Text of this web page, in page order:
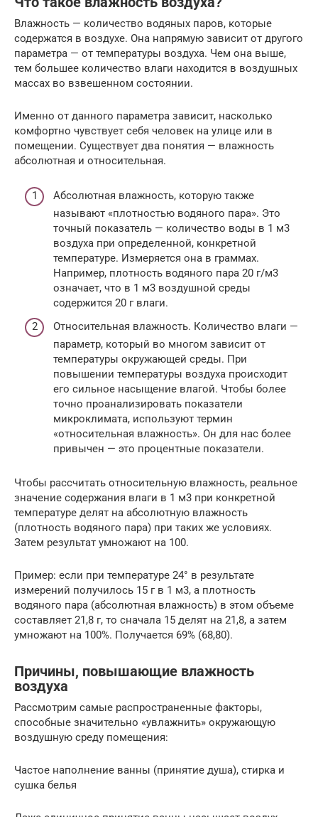
Влажность — количество водяных паров, которые
содержатся в воздухе. Она напрямую зависит от другого
параметра — от температуры воздуха. Чем она выше,
тем большее количество влаги находится в воздушных
массах во взвешенном состоянии.
Именно от данного параметра зависит, насколько
комфортно чувствует себя человек на улице или в
помещении. Существует два понятия — влажность
абсолютная и относительная.
Абсолютная влажность, которую также
называют «плотностью водяного пара». Это
точный показатель — количество воды в 1 м3
воздуха при определенной, конкретной
температуре. Измеряется она в граммах.
Например, плотность водяного пара 20 г/м3
означает, что в 1 м3 воздушной среды
содержится 20 г влаги.
Относительная влажность. Количество влаги —
параметр, который во многом зависит от
температуры окружающей среды. При
повышении температуры воздуха происходит
его сильное насыщение влагой. Чтобы более
точно проанализировать показатели
микроклимата, используют термин
«относительная влажность». Он для нас более
привычен — это процентные показатели.
Чтобы рассчитать относительную влажность, реальное
значение содержания влаги в 1 м3 при конкретной
температуре делят на абсолютную влажность
(плотность водяного пара) при таких же условиях.
Затем результат умножают на 100.
Пример: если при температуре 24° в результате
измерений получилось 15 г в 1 м3, а плотность
водяного пара (абсолютная влажность) в этом объеме
составляет 21,8 г, то сначала 15 делят на 21,8, а затем
умножают на 100%. Получается 69% (68,80).
Причины, повышающие влажность
воздуха
Рассмотрим самые распространенные факторы,
способные значительно «увлажнить» окружающую
воздушную среду помещения:
Частое наполнение ванны (принятие душа), стирка и
сушка белья